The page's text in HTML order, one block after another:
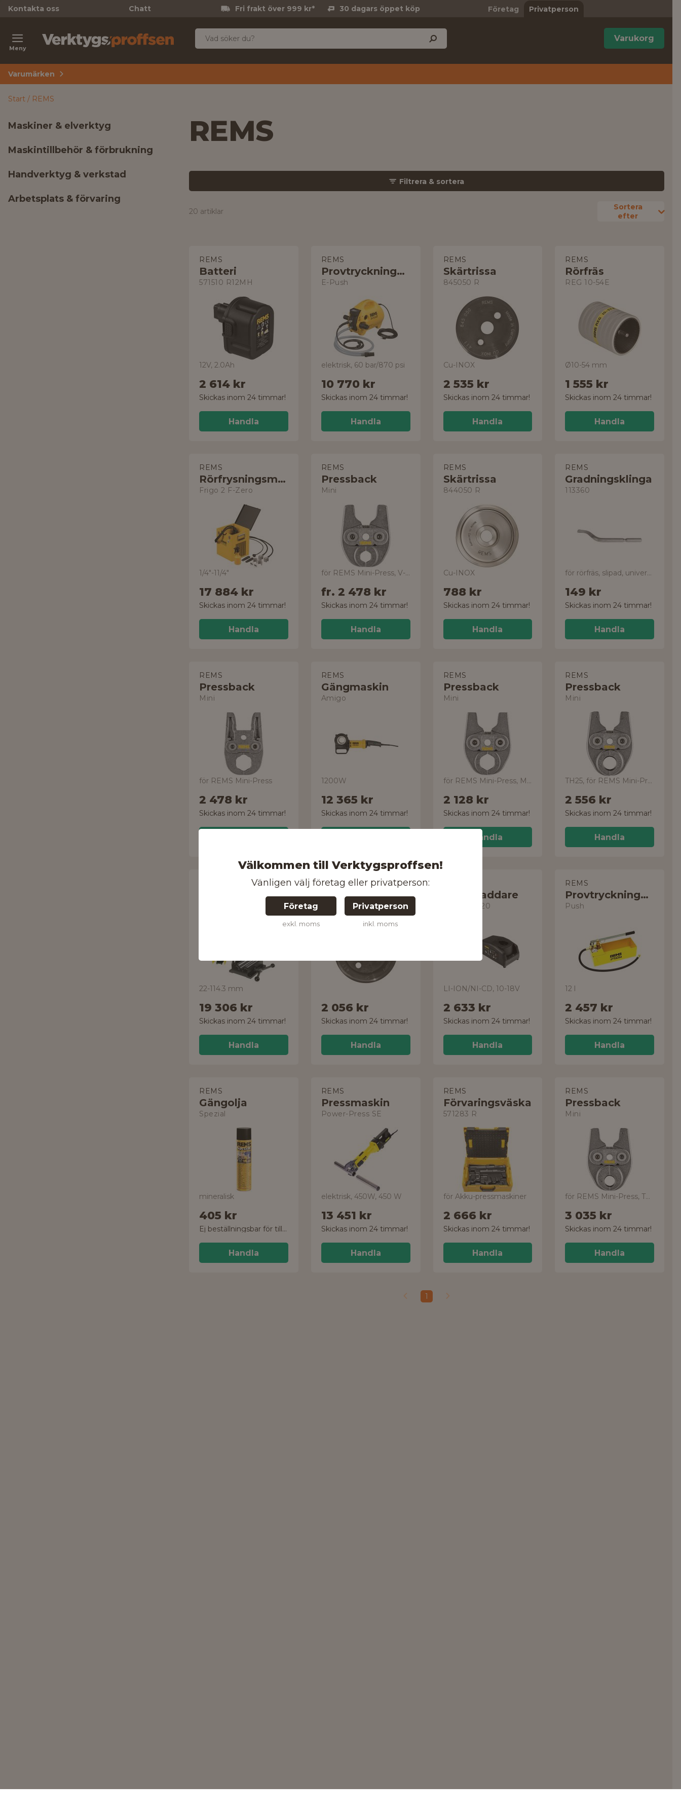
Välkommen till Verktygsproffsen!
Vänligen välj företag eller privatperson:
Företag
exkl. moms
Privatperson
inkl. moms
Kontakta oss Chatt Fri frakt över 999 kr* 30 dagars öppet köp Företag Privatperson
Meny
Varukorg
Varumärken
Start REMS
Maskiner & elverktyg
Maskintillbehör & förbrukning
Handverktyg & verkstad
Arbetsplats & förvaring
REMS
Filtrera & sortera
20 artiklar
Sortera
efter
REMS
Batteri
571510 R12MH
12V, 2.0Ah
2 614 kr
Skickas inom 24 timmar!
Handla
REMS
Provtryckningspump
E-Push
elektrisk, 60 bar/870 psi
10 770 kr
Skickas inom 24 timmar!
Handla
REMS
Skärtrissa
845050 R
Cu-INOX
2 535 kr
Skickas inom 24 timmar!
Handla
REMS
Rörfräs
REG 10-54E
Ø10-54 mm
1 555 kr
Skickas inom 24 timmar!
Handla
REMS
Rörfrysningsmaskin
Frigo 2 F-Zero
1/4"-11/4"
17 884 kr
Skickas inom 24 timmar!
Handla
REMS
Pressback
Mini
för REMS Mini-Press, V-profil
fr. 2 478 kr
Skickas inom 24 timmar!
Handla
REMS
Skärtrissa
844050 R
Cu-INOX
788 kr
Skickas inom 24 timmar!
Handla
REMS
Gradningsklinga
113360
för rörfräs, slipad, universal
149 kr
Skickas inom 24 timmar!
Handla
REMS
Pressback
Mini
för REMS Mini-Press
2 478 kr
Skickas inom 24 timmar!
REMS
Gängmaskin
Amigo
1200W
12 365 kr
Skickas inom 24 timmar!
REMS
Pressback
Mini
för REMS Mini-Press, M-profil
2 128 kr
Skickas inom 24 timmar!
Handla
REMS
Pressback
Mini
TH25, för REMS Mini-Press
2 556 kr
Skickas inom 24 timmar!
Handla
Röravskärare
22-114.3 mm
19 306 kr
Skickas inom 24 timmar!
Handla
REMS
Skärtrissa
845052 R
2 056 kr
Skickas inom 24 timmar!
Handla
Snabbladdare
571560 R220
LI-ION/NI-CD, 10-18V
2 633 kr
Skickas inom 24 timmar!
Handla
REMS
Provtryckningspump
Push
12 l
2 457 kr
Skickas inom 24 timmar!
Handla
REMS
Gängolja
Spezial
mineralisk
405 kr
Ej beställningsbar för tillfället
Handla
REMS
Pressmaskin
Power-Press SE
elektrisk, 450W, 450 W
13 451 kr
Skickas inom 24 timmar!
Handla
REMS
Förvaringsväska
571283 R
för Akku-pressmaskiner
2 666 kr
Skickas inom 24 timmar!
Handla
REMS
Pressback
Mini
för REMS Mini-Press, TH-profil
3 035 kr
Skickas inom 24 timmar!
Handla
1